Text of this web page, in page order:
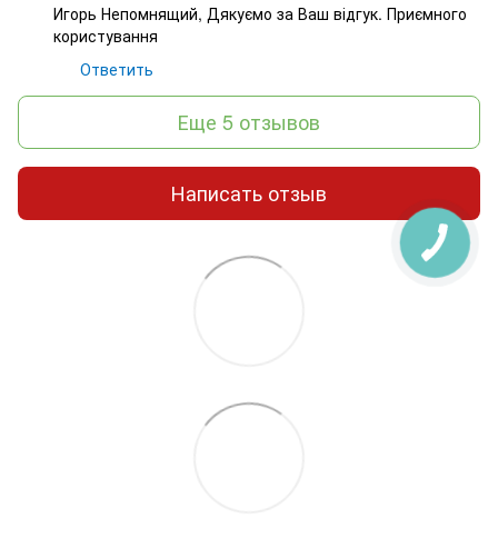
Игорь Непомнящий, Дякуємо за Ваш відгук. Приємного
користування
Ответить
Еще 5 отзывов
Написать отзыв